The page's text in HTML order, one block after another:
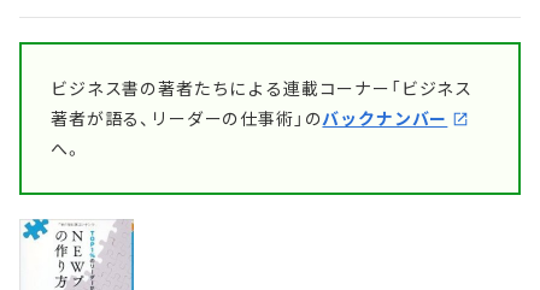
ビジネス書の著者たちによる連載コーナー「ビジネス
著者が語る、リーダーの仕事術」のバックナンバー
へ。